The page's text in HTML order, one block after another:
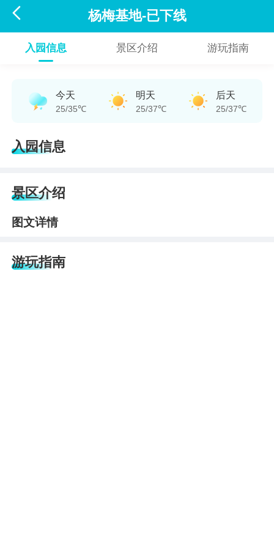
 杨梅基地-已下线
入园信息 景区介绍 游玩指南
今天
25/35℃
明天
25/37℃
后天
25/37℃
入园信息
景区介绍
图文详情
游玩指南